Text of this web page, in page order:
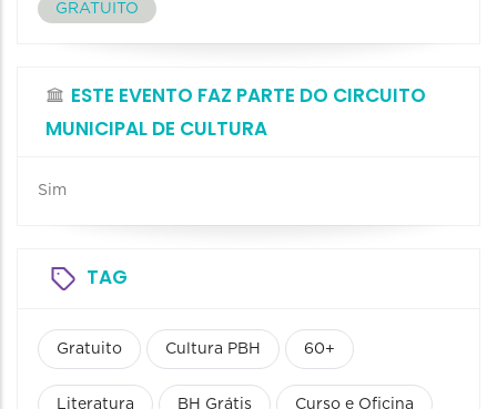
GRATUITO
ESTE EVENTO FAZ PARTE DO CIRCUITO
MUNICIPAL DE CULTURA
Sim
TAG
Gratuito Cultura PBH 60+
Literatura BH Grátis Curso e Oficina